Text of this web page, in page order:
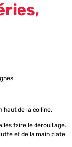
haut de la colline.
faire le dérouillage.
et de la main plate